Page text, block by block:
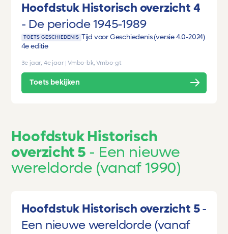
Hoofdstuk Historisch overzicht 4
De periode 1945-1989
TOETS GESCHIEDENIS Tijd voor Geschiedenis (versie 4.0-2024)
4e editie
3e jaar, 4e jaar Vmbo-bk, Vmbo-gt
Toets bekijken
Hoofdstuk Historisch
overzicht 5
Een nieuwe
wereldorde (vanaf 1990)
Hoofdstuk Historisch overzicht 5
Een nieuwe wereldorde (vanaf